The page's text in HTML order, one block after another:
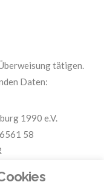
tätigen.
Daten:
1990 e.V.
58